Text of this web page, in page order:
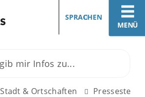
MENÜ
SPRACHEN
Stadt & Ortschaften Pressestelle